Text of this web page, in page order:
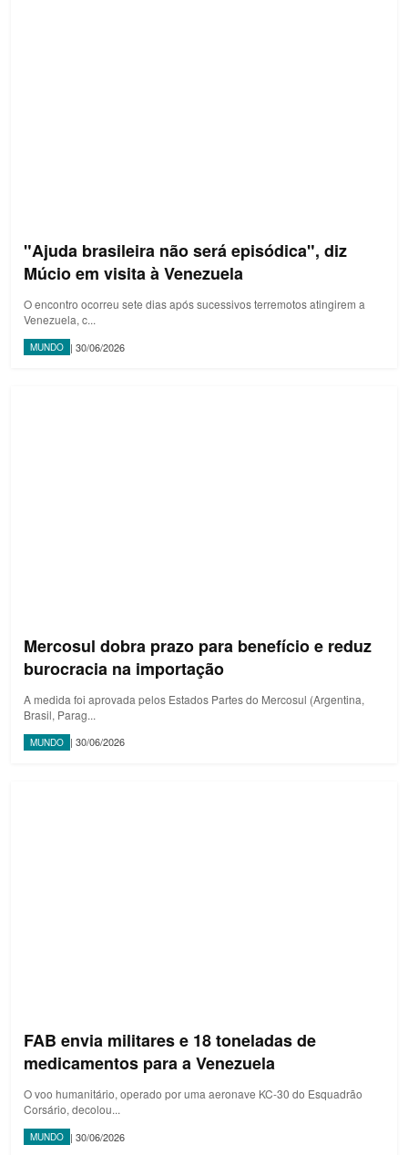
"Ajuda brasileira não será episódica", diz
Múcio em visita à Venezuela
O encontro ocorreu sete dias após sucessivos terremotos atingirem a
Venezuela, c...
MUNDO | 30/06/2026
Mercosul dobra prazo para benefício e reduz
burocracia na importação
A medida foi aprovada pelos Estados Partes do Mercosul (Argentina,
Brasil, Parag...
MUNDO | 30/06/2026
FAB envia militares e 18 toneladas de
medicamentos para a Venezuela
O voo humanitário, operado por uma aeronave KC-30 do Esquadrão
Corsário, decolou...
MUNDO | 30/06/2026